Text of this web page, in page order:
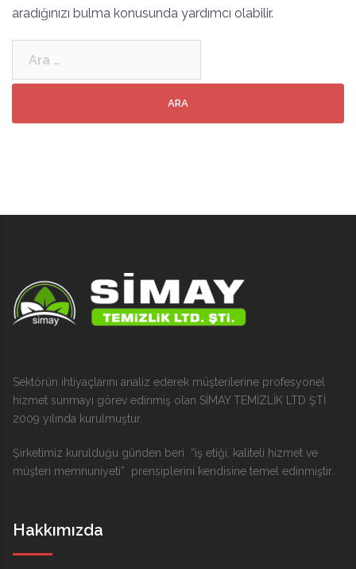
aradığınızı bulma konusunda yardımcı olabilir.
Sektörün ihtiyaçlarını analiz ederek müşterilerine profesyonel
hizmet sunmayı görev edinmiş olan SİMAY TEMİZLİK LTD ŞTİ
2009 yılında kurulmuştur.
Şirketimiz kurulduğu günden beri “iş etiği, kaliteli hizmet ve
müşteri memnuniyeti” prensiplerini kendisine temel edinmiştir.
Hakkımızda